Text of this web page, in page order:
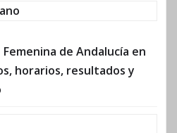
Femenina de Andalucía en
horarios, resultados y